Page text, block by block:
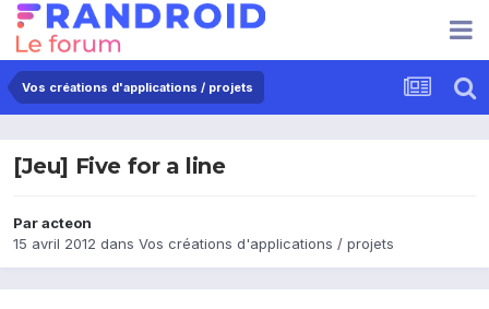
Vos créations d'applications / projets
[Jeu] Five for a line
Paracteon
15 avril 2012 dans Vos créations d'applications / projets